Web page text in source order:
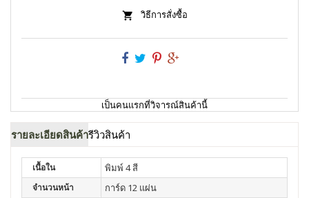
วิธีการสั่งซื้อ
เป็นคนแรกที่วิจารณ์สินค้านี้
รายละเอียดสินค้ารีวิวสินค้า
เนื้อใน พิมพ์ 4 สี
จำนวนหน้า การ์ด 12 แผ่น